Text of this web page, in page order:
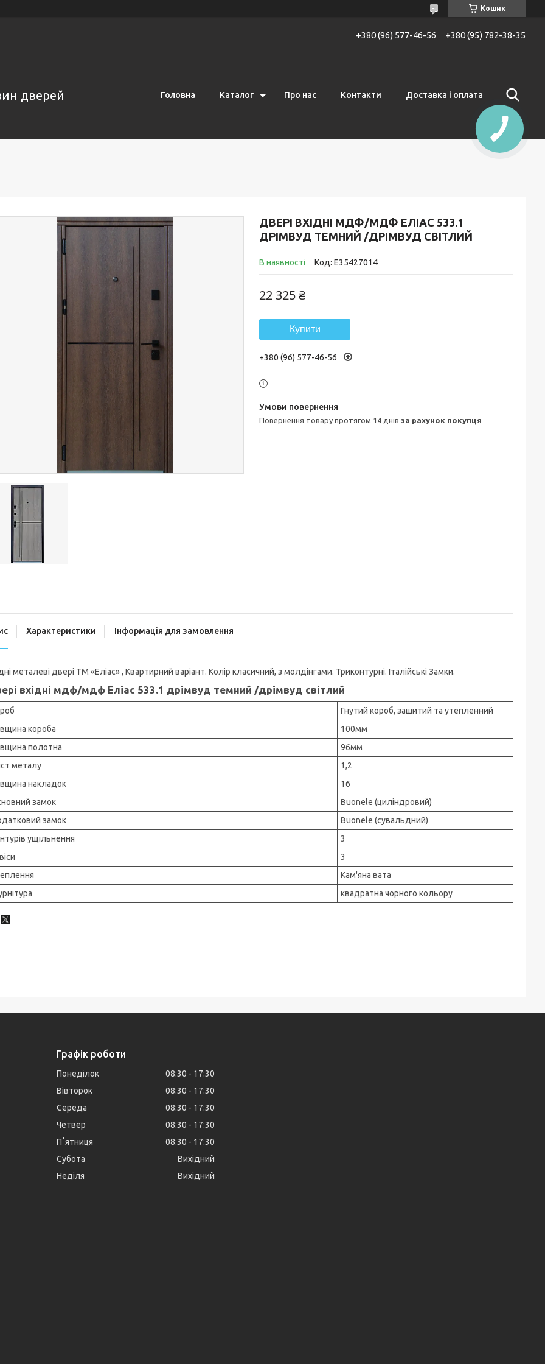
Кошик
+380 (96) 577-46-56 +380 (95) 782-38-35
дверей Головна Каталог Про нас Контакти Доставка і оплата
ДВЕРІ ВХІДНІ МДФ/МДФ ЕЛІАС 533.1
ДРІМВУД ТЕМНИЙ /ДРІМВУД СВІТЛИЙ
В наявності Код: E35427014
22 325 ₴
Купити
+380 (96) 577-46-56
повернення товару протягом 14 днів за рахунок покупця
Характеристики Інформація для замовлення
металеві двері ТМ «Еліас» , Квартирний варіант. Колір класичний, з молдінгами. Триконтурні. Італійські Замки.
вхідні мдф/мдф Еліас 533.1 дрімвуд темний /дрімвуд світлий
Гнутий короб, зашитий та утепленний
короба
100мм
полотна
96мм
металу
1,2
накладок
16
замок
Buonele (циліндровий)
замок
Buonele (сувальдний)
ущільнення
3
3
Кам'яна вата
квадратна чорного кольору
Графік роботи
Понеділок 08:30
17:30
Вівторок
08:30
17:30
Середа
08:30
17:30
Четвер
08:30
17:30
Пʼятниця
08:30
17:30
Субота
Вихідний
Неділя
Вихідний